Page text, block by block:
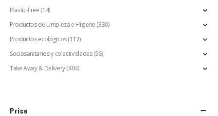
Plastic-Free (14)
Productos de Limpieza e Higiene (330)
Productos ecológicos(117)
Sociosanitarios y colectividades (56)
Take Away & Delivery(404)
Price